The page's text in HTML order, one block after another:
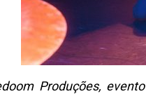
Produções,